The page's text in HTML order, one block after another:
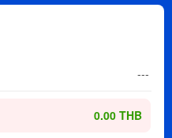
---
0.00 THB